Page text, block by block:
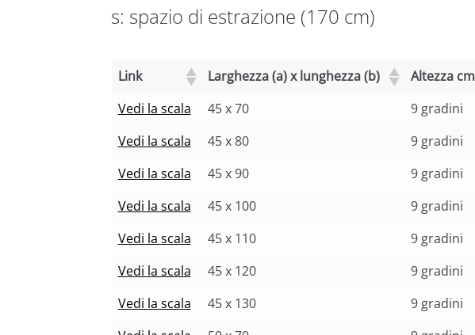
s: spazio di estrazione (170 cm)
Link Larghezza (a) x lunghezza (b) Altezza
Vedi la scala
45 x 70 9 gradini
Vedi la scala
45 x 80 9 gradini
Vedi la scala
45 x 90 9 gradini
Vedi la scala
45 x 100 9 gradini
Vedi la scala
45 x 110 9 gradini
Vedi la scala
45 x 120 9 gradini
Vedi la scala
45 x 130 9 gradini